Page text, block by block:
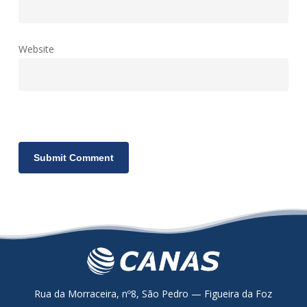
Website
Rua da Morraceira, nº8, São Pedro — Figueira da Foz